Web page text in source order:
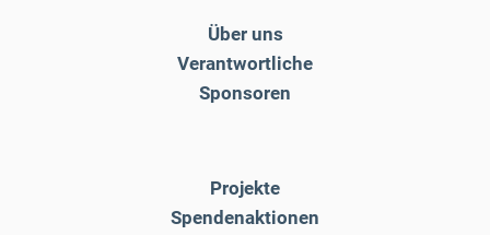
Über uns
Verantwortliche
Sponsoren
Projekte
Spendenaktionen